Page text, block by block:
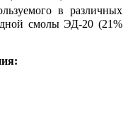
в различных
смолы ЭД-20 (21%